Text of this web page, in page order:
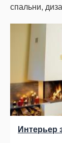
спальни,
Интерьер